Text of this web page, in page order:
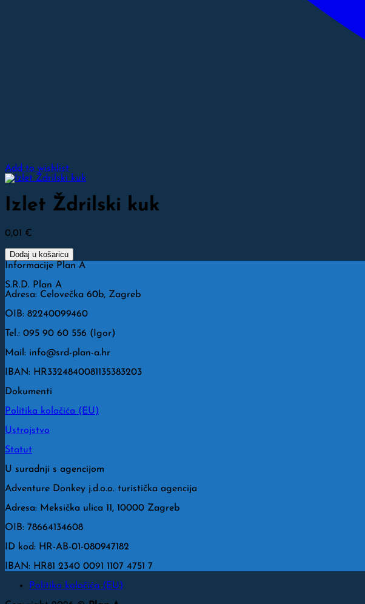
Add to wishlist
Izlet Ždrilski kuk
0,01 €
Dodaj u košaricu
Informacije Plan A
S.R.D. Plan A
Adresa: Celovečka 60b, Zagreb
OIB: 82240099460
Tel.: 095 90 60 556 (Igor)
Mail: info@srd-plan-a.hr
IBAN: HR3324840081135383203
Dokumenti
Politika kolačića (EU)
Ustrojstvo
Statut
U suradnji s agencijom
Adventure Donkey j.d.o.o. turistička agencija
Adresa: Meksička ulica 11, 10000 Zagreb
OIB: 78664134608
ID kod: HR-AB-01-080947182
IBAN: HR81 2340 0091 1107 4751 7
Politika kolačića (EU)